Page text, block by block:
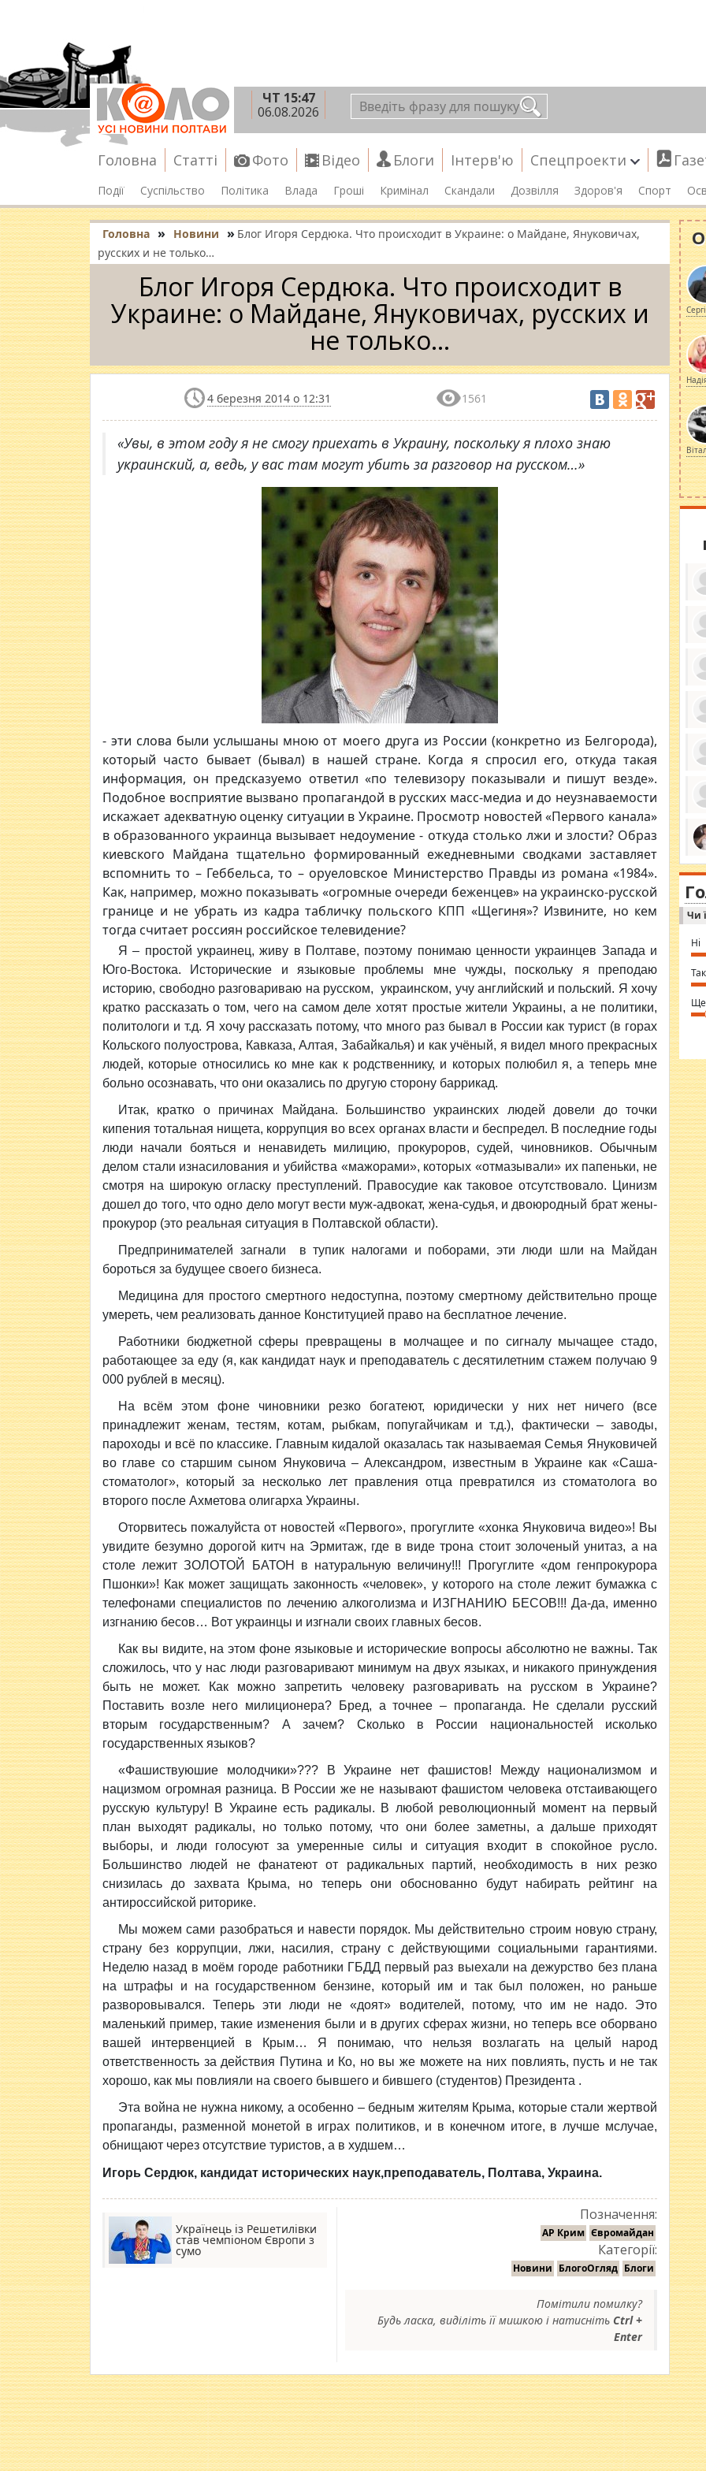
ЧТ 15:47
06.08.2026
Головна Статті Фото Відео Блоги Інтерв'ю Спецпроекти
Події Суспільство Політика Влада Гроші Кримінал Скандали Дозвілля Здоров'я Спорт
Головна » Новини » Блог Игоря Сердюка. Что происходит в Украине: о Майдане, Януковичах,
русских и не только…
Блог Игоря Сердюка. Что происходит в
Украине: о Майдане, Януковичах, русских и
не только…
4 березня 2014 о 12:31 1561
«Увы, в этом году я не смогу приехать в Украину, поскольку я плохо знаю
украинский, а, ведь, у вас там могут убить за разговор на русском…»
- эти слова были услышаны мною от моего друга из России (конкретно из Белгорода),
который часто бывает (бывал) в нашей стране. Когда я спросил его, откуда такая
информация, он предсказуемо ответил «по телевизору показывали и пишут везде».
Подобное восприятие вызвано пропагандой в русских масс-медиа и до неузнаваемости
искажает адекватную оценку ситуации в Украине. Просмотр новостей «Первого канала»
в образованного украинца вызывает недоумение - откуда столько лжи и злости? Образ
киевского Майдана тщательно формированный ежедневными сводками заставляет
вспомнить то – Геббельса, то – оруеловское Министерство Правды из романа «1984».
Как, например, можно показывать «огромные очереди беженцев» на украинско-русской
границе и не убрать из кадра табличку польского КПП «Щегиня»? Извините, но кем
тогда считает россиян российское телевидение?
Я – простой украинец, живу в Полтаве, поэтому понимаю ценности украинцев Запада и
Юго-Востока. Исторические и языковые проблемы мне чужды, поскольку я преподаю
историю, свободно разговариваю на русском, украинском, учу английский и польский. Я хочу
кратко рассказать о том, чего на самом деле хотят простые жители Украины, а не политики,
политологи и т.д. Я хочу рассказать потому, что много раз бывал в России как турист (в горах
Кольского полуострова, Кавказа, Алтая, Забайкалья) и как учёный, я видел много прекрасных
людей, которые относились ко мне как к родственнику, и которых полюбил я, а теперь мне
больно осознавать, что они оказались по другую сторону баррикад.
Итак, кратко о причинах Майдана. Большинство украинских людей довели до точки
кипения тотальная нищета, коррупция во всех органах власти и беспредел. В последние годы
люди начали бояться и ненавидеть милицию, прокуроров, судей, чиновников. Обычным
делом стали изнасилования и убийства «мажорами», которых «отмазывали» их папеньки, не
смотря на широкую огласку преступлений. Правосудие как таковое отсутствовало. Цинизм
дошел до того, что одно дело могут вести муж-адвокат, жена-судья, и двоюродный брат жены-
прокурор (это реальная ситуация в Полтавской области).
Предпринимателей загнали в тупик налогами и поборами, эти люди шли на Майдан
бороться за будущее своего бизнеса.
Медицина для простого смертного недоступна, поэтому смертному действительно проще
умереть, чем реализовать данное Конституцией право на бесплатное лечение.
Работники бюджетной сферы превращены в молчащее и по сигналу мычащее стадо,
работающее за еду (я, как кандидат наук и преподаватель с десятилетним стажем получаю 9
000 рублей в месяц).
На всём этом фоне чиновники резко богатеют, юридически у них нет ничего (все
принадлежит женам, тестям, котам, рыбкам, попугайчикам и т.д.), фактически – заводы,
пароходы и всё по классике. Главным кидалой оказалась так называемая Семья Януковичей
во главе со старшим сыном Януковича – Александром, известным в Украине как «Саша-
стоматолог», который за несколько лет правления отца превратился из стоматолога во
второго после Ахметова олигарха Украины.
Оторвитесь пожалуйста от новостей «Первого», прогуглите «хонка Януковича видео»! Вы
увидите безумно дорогой китч на Эрмитаж, где в виде трона стоит золоченый унитаз, а на
столе лежит ЗОЛОТОЙ БАТОН в натуральную величину!!! Прогуглите «дом генпрокурора
Пшонки»! Как может защищать законность «человек», у которого на столе лежит бумажка с
телефонами специалистов по лечению алкоголизма и ИЗГНАНИЮ БЕСОВ!!! Да-да, именно
изгнанию бесов… Вот украинцы и изгнали своих главных бесов.
Как вы видите, на этом фоне языковые и исторические вопросы абсолютно не важны. Так
сложилось, что у нас люди разговаривают минимум на двух языках, и никакого принуждения
быть не может. Как можно запретить человеку разговаривать на русском в Украине?
Поставить возле него милиционера? Бред, а точнее – пропаганда. Не сделали русский
вторым государственным? А зачем? Сколько в России национальностей исколько
государственных языков?
«Фашиствуюшие молодчики»??? В Украине нет фашистов! Между национализмом и
нацизмом огромная разница. В России же не называют фашистом человека отстаивающего
русскую культуру! В Украине есть радикалы. В любой революционный момент на первый
план выходят радикалы, но только потому, что они более заметны, а дальше приходят
выборы, и люди голосуют за умеренные силы и ситуация входит в спокойное русло.
Большинство людей не фанатеют от радикальных партий, необходимость в них резко
снизилась до захвата Крыма, но теперь они обоснованно будут набирать рейтинг на
антироссийской риторике.
Мы можем сами разобраться и навести порядок. Мы действительно строим новую страну,
страну без коррупции, лжи, насилия, страну с действующими социальными гарантиями.
Неделю назад в моём городе работники ГБДД первый раз выехали на дежурство без плана
на штрафы и на государственном бензине, который им и так был положен, но раньше
разворовывался. Теперь эти люди не «доят» водителей, потому, что им не надо. Это
маленький пример, такие изменения были и в других сферах жизни, но теперь все оборвано
вашей интервенцией в Крым… Я понимаю, что нельзя возлагать на целый народ
ответственность за действия Путина и Ко, но вы же можете на них повлиять, пусть и не так
хорошо, как мы повлияли на своего бывшего и бившего (студентов) Президента .
Эта война не нужна никому, а особенно – бедным жителям Крыма, которые стали жертвой
пропаганды, разменной монетой в играх политиков, и в конечном итоге, в лучше мслучае,
обнищают через отсутствие туристов, а в худшем…
Игорь Сердюк, кандидат исторических наук,преподаватель, Полтава, Украина.
Українець із Решетилівки
став чемпіоном Європи з
сумо
Позначення:
АР Крим Євромайдан
Категорії:
Новини БлогоОгляд Блоги
Помітили помилку?
Будь ласка, виділіть її мишкою і натисніть Ctrl +
Enter
за
ми
in
⇒
Чи
Ні
Так
Ще